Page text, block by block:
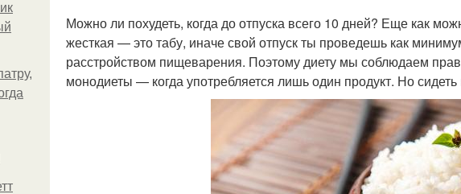
Можно ли похудеть, когда до отпуска всего 10 дней? Еще как
жесткая — это табу, иначе свой отпуск ты проведешь как
расстройством пищеварения. Поэтому диету мы соблюдаем
монодиеты — когда употребляется лишь один продукт. Но